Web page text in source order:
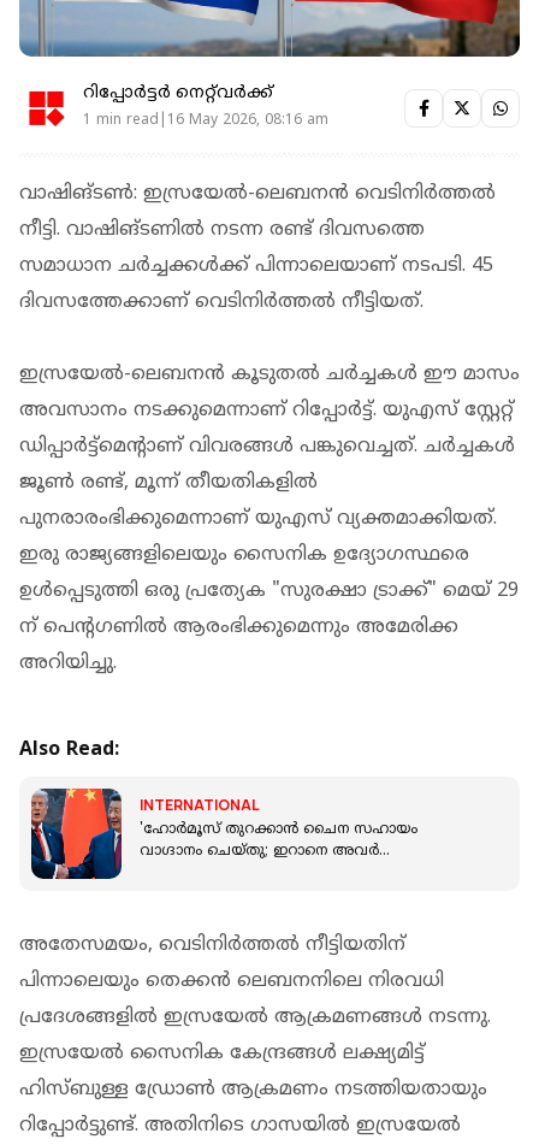
റിപ്പോർട്ടർ നെറ്റ്‌വര്‍ക്ക്‌
1 min read|16 May 2026, 08:16 am
വാഷിങ്ടൺ: ഇസ്രയേൽ-ലെബനൻ വെടിനിർത്തൽ
നീട്ടി. വാഷിങ്ടണിൽ നടന്ന രണ്ട് ദിവസത്തെ
സമാധാന ചർച്ചക്കൾക്ക് പിന്നാലെയാണ് നടപടി. 45
ദിവസത്തേക്കാണ് വെടിനിർത്തൽ നീട്ടിയത്.
ഇസ്രയേൽ-ലെബനൻ കൂടുതല്‍ ചർച്ചകള്‍ ഈ മാസം
അവസാനം നടക്കുമെന്നാണ് റിപ്പോർട്ട്. യുഎസ് സ്റ്റേറ്റ്
ഡിപ്പാർട്ട്മെന്റാണ് വിവരങ്ങൾ പങ്കുവെച്ചത്. ചർച്ചകൾ
ജൂൺ രണ്ട്, മൂന്ന് തീയതികളിൽ
പുനരാരംഭിക്കുമെന്നാണ് യുഎസ് വ്യക്തമാക്കിയത്.
ഇരു രാജ്യങ്ങളിലെയും സൈനിക ഉദ്യോഗസ്ഥരെ
ഉൾപ്പെടുത്തി ഒരു പ്രത്യേക "സുരക്ഷാ ട്രാക്ക്" മെയ് 29
ന് പെന്റഗണിൽ ആരംഭിക്കുമെന്നും അമേരിക്ക
അറിയിച്ചു.
Also Read:
INTERNATIONAL
'ഹോർമൂസ് തുറക്കാൻ ചൈന സഹായം
വാഗ്ദാനം ചെയ്‌തു; ഇറാനെ അവ‍‍ർ
അതേസമയം, വെടിനിർത്തൽ നീട്ടിയതിന്
പിന്നാലെയും തെക്കൻ ലെബനനിലെ നിരവധി
പ്രദേശങ്ങളിൽ ഇസ്രയേൽ ആക്രമണങ്ങൾ നടന്നു.
ഇസ്രയേൽ സൈനിക കേന്ദ്രങ്ങൾ ലക്ഷ്യമിട്ട്
ഹിസ്ബുള്ള ഡ്രോൺ ആക്രമണം നടത്തിയതായും
റിപ്പോർട്ടുണ്ട്. അതിനിടെ ഗാസയില്‍ ഇസ്രയേല്‍